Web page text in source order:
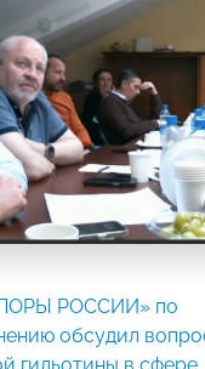
РОССИИ» по
обсудил